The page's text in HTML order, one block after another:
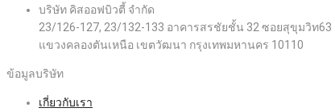
บริษัท คิสออฟบิวตี้ จำกัด
23/126-127, 23/132-133 อาคารสรชัยชั้น 32 ซอยสุขุมวิท63
แขวงคลองตันเหนือ เขตวัฒนา กรุงเทพมหานคร 10110
ข้อมูลบริษัท
เกี่ยวกับเรา